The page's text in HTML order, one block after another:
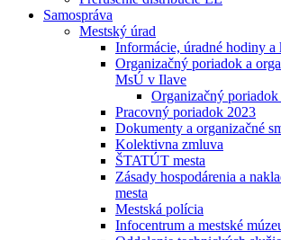
Samospráva
Mestský úrad
Informácie, úradné hodiny a
Organizačný poriadok a
MsÚ v Ilave
Organizačný
Pracovný poriadok 2023
Dokumenty a organizačné
Kolektivna zmluva
ŠTATÚT mesta
Zásady hospodárenia a
mesta
Mestská polícia
Infocentrum a mestské